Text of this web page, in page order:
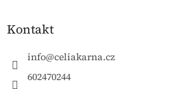
Kontakt
info@celiakarna.cz
602470244